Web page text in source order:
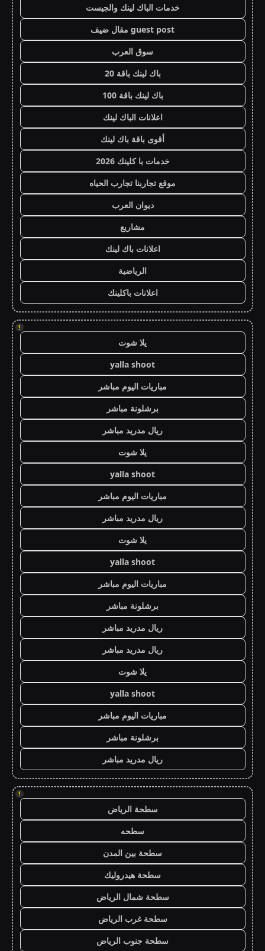
خدمات الباك لينك والجيست
guest post مقال ضيف
سوق العرب
باك لينك باقة 20
باك لينك باقة 100
اعلانات الباك لينك
أقوى باقة باك لينك
خدمات با كلينك 2026
موقع تجاربنا تجارب الحياه
ديوان العرب
مشاريع
اعلانات باك لينك
الرياضية
اعلانات باكلينك
!
يلا شوت
yalla shoot
مباريات اليوم مباشر
برشلونة مباشر
ريال مدريد مباشر
يلا شوت
yalla shoot
مباريات اليوم مباشر
ريال مدريد مباشر
يلا شوت
yalla shoot
مباريات اليوم مباشر
برشلونة مباشر
ريال مدريد مباشر
ريال مدريد مباشر
يلا شوت
yalla shoot
مباريات اليوم مباشر
برشلونة مباشر
ريال مدريد مباشر
!
سطحة الرياض
سطحه
سطحة بين المدن
سطحة هيدروليك
سطحة شمال الرياض
سطحة غرب الرياض
سطحة جنوب الرياض